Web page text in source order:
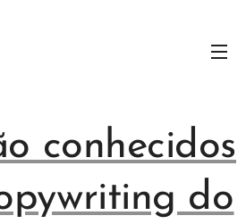
conhecidos
do